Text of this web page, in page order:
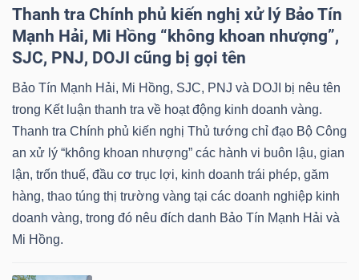
Thanh tra Chính phủ kiến nghị xử lý Bảo Tín
Mạnh Hải, Mi Hồng “không khoan nhượng”,
SJC, PNJ, DOJI cũng bị gọi tên
Bảo Tín Mạnh Hải, Mi Hồng, SJC, PNJ và DOJI bị nêu tên
trong Kết luận thanh tra về hoạt động kinh doanh vàng.
Thanh tra Chính phủ kiến nghị Thủ tướng chỉ đạo Bộ Công
an xử lý “không khoan nhượng” các hành vi buôn lậu, gian
lận, trốn thuế, đầu cơ trục lợi, kinh doanh trái phép, găm
hàng, thao túng thị trường vàng tại các doanh nghiệp kinh
doanh vàng, trong đó nêu đích danh Bảo Tín Mạnh Hải và
Mi Hồng.